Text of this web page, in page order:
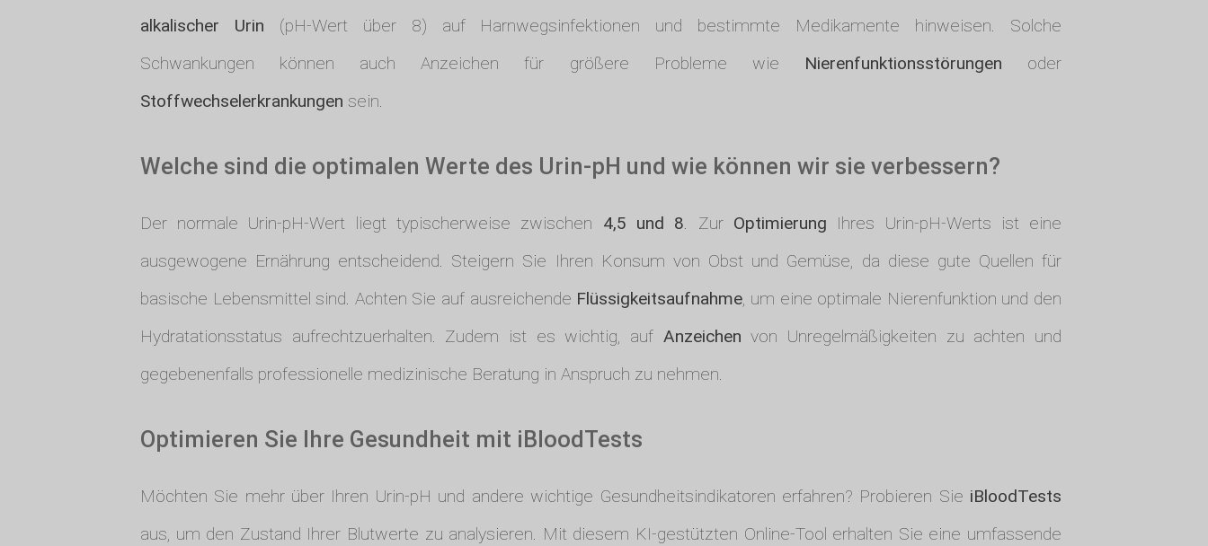
alkalischer Urin (pH-Wert über 8) auf Harnwegsinfektionen und bestimmte Medikamente hinweisen. Solche
Schwankungen können auch Anzeichen für größere Probleme wie Nierenfunktionsstörungen oder
Stoffwechselerkrankungen sein.
Welche sind die optimalen Werte des Urin-pH und wie können wir sie verbessern?
Der normale Urin-pH-Wert liegt typischerweise zwischen 4,5 und 8. Zur Optimierung Ihres Urin-pH-Werts ist eine
ausgewogene Ernährung entscheidend. Steigern Sie Ihren Konsum von Obst und Gemüse, da diese gute Quellen für
basische Lebensmittel sind. Achten Sie auf ausreichende Flüssigkeitsaufnahme, um eine optimale Nierenfunktion und den
Hydratationsstatus aufrechtzuerhalten. Zudem ist es wichtig, auf Anzeichen von Unregelmäßigkeiten zu achten und
gegebenenfalls professionelle medizinische Beratung in Anspruch zu nehmen.
Optimieren Sie Ihre Gesundheit mit iBloodTests
Möchten Sie mehr über Ihren Urin-pH und andere wichtige Gesundheitsindikatoren erfahren? Probieren Sie iBloodTests
aus, um den Zustand Ihrer Blutwerte zu analysieren. Mit diesem KI-gestützten Online-Tool erhalten Sie eine umfassende